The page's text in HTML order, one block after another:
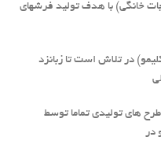
خانگی) با هدف تولید فرشهای
(کلیمو) در تلاش است تا زبانزد
های تولیدی تماما توسط
در